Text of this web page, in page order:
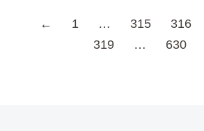
← 1 … 315 316
319
… 630